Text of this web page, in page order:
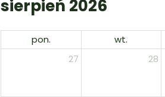
sierpień 2026
pon. wt.
27
28